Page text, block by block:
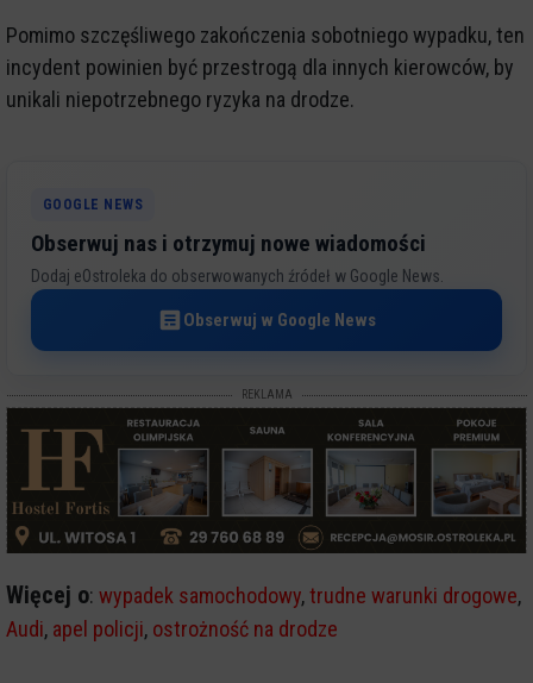
Pomimo szczęśliwego zakończenia sobotniego wypadku, ten
incydent powinien być przestrogą dla innych kierowców, by
unikali niepotrzebnego ryzyka na drodze.
GOOGLE NEWS
Obserwuj nas i otrzymuj nowe wiadomości
Dodaj eOstroleka do obserwowanych źródeł w Google News.
Obserwuj w Google News
REKLAMA
Więcej o: wypadek samochodowy,trudne warunki drogowe,
Audi, apel policji, ostrożność na drodze